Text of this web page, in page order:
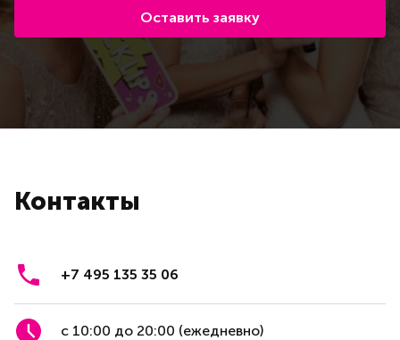
Оставить заявку
Контакты
+7 495 135 35 06
с 10:00 до 20:00 (ежедневно)